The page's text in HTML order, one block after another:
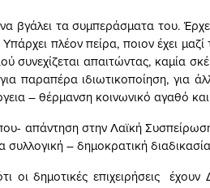
βγάλει τα συμπεράσματα του.
πλέον πείρα, ποιον έχει
συνεχίζεται απαιτώντας, καμία
παραπέρα ιδιωτικοποίηση, για
– θέρμανση κοινωνικό αγαθό
απάντηση στην Λαϊκή
– δημοκρατική
οι δημοτικές επιχειρήσεις